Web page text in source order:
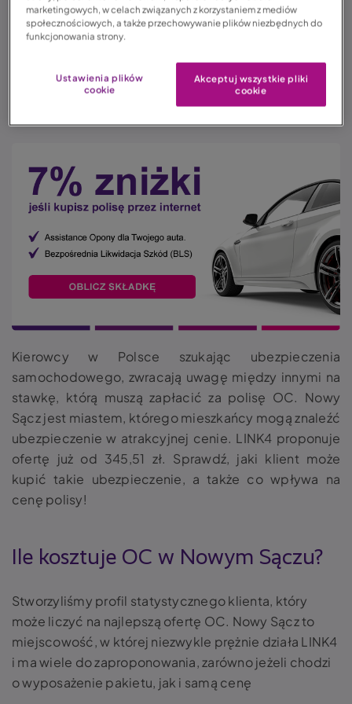
Każdy kierowca potrzebuje ubezpieczenia OC. Nowy
Jedną z nich jest oferta od LINK4. Towarzystwo
ubezpieczeniowe proponuje polisę w atrakcyjnej
Kierowcy w Polsce szukając ubezpieczenia
samochodowego, zwracają uwagę między innymi na
stawkę, którą muszą zapłacić za polisę OC. Nowy
Sącz jest miastem, którego mieszkańcy mogą znaleźć
ubezpieczenie w atrakcyjnej cenie. LINK4 proponuje
ofertę już od 345,51 zł. Sprawdź, jaki klient może
kupić takie ubezpieczenie, a także co wpływa na
cenę polisy!
Ile kosztuje OC w Nowym Sączu?
Stworzyliśmy profil statystycznego klienta, który
może liczyć na najlepszą ofertę OC. Nowy Sącz to
miejscowość, w której niezwykle prężnie działa LINK4
i ma wiele do zaproponowania, zarówno jeżeli chodzi
o wyposażenie pakietu, jak i samą cenę
marketingowych, w celach związanych z korzystaniem z mediów
społecznościowych, a także przechowywanie plików niezbędnych do
funkcjonowania strony.
Ustawienia plików
cookie
Akceptuj wszystkie pliki
cookie